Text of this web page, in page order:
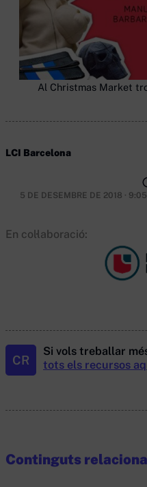
Al Christmas Market
LCI Barcelona
5 DE DESEMBRE DE 2018 · 9:05
En col·laboració:
CR
Si vols treballar
tots els recursos
Continguts